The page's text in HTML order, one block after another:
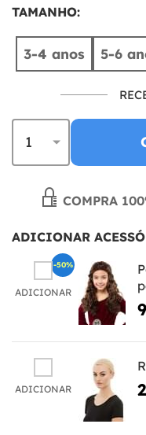
TAMANHO:
3-4 anos 5-6
COMPRA
ADICIONAR
ADICIONAR
-50%
ADICIONAR